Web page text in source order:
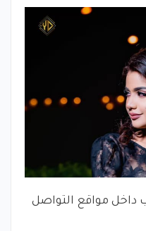
مواقع التواصل